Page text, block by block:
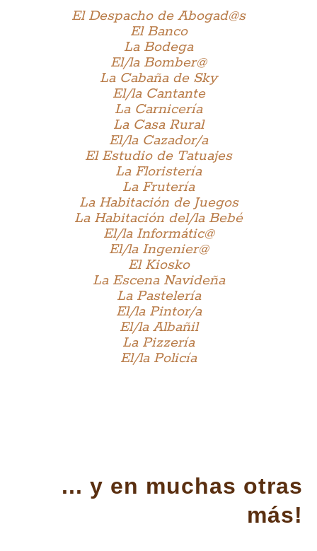
El Despacho de Abogad@s
El Banco
La Bodega
El/la Bomber@
La Cabaña de Sky
El/la Cantante
La Carnicería
La Casa Rural
El/la Cazador/a
El Estudio de Tatuajes
La Floristería
La Frutería
La Habitación de Juegos
La Habitación del/la Bebé
El/la Informátic@
El/la Ingenier@
El Kiosko
La Escena Navideña
La Pastelería
El/la Pintor/a
El/la Albañil
La Pizzería
El/la Policía
... y en muchas otras
más!